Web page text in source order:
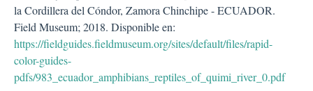
la Cordillera del Cóndor, Zamora Chinchipe - ECUADOR.
Field Museum; 2018. Disponible en:
https://fieldguides.fieldmuseum.org/sites/default/files/rapid-
color-guides-
pdfs/983_ecuador_amphibians_reptiles_of_quimi_river_0.pdf